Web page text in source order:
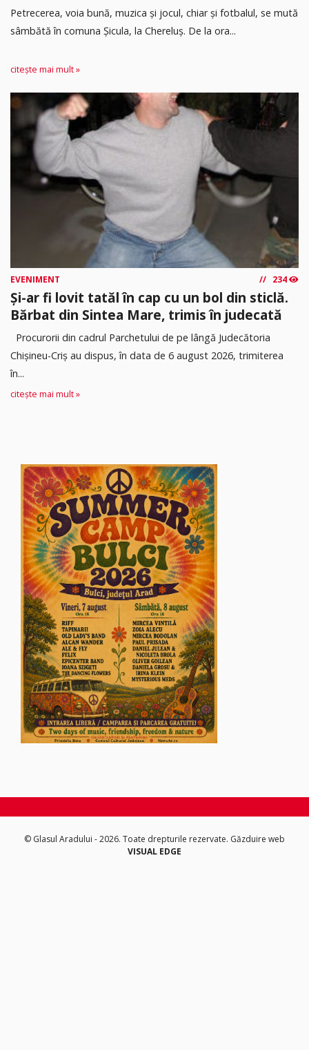
Petrecerea, voia bună, muzica și jocul, chiar și fotbalul, se mută
sâmbătă în comuna Șicula, la Chereluș. De la ora...
citește mai mult »
EVENIMENT 234
Și-ar fi lovit tatăl în cap cu un bol din sticlă.
Bărbat din Sintea Mare, trimis în judecată
Procurorii din cadrul Parchetului de pe lângă Judecătoria
Chișineu-Criș au dispus, în data de 6 august 2026, trimiterea
în...
citește mai mult »
© Glasul Aradului - 2026. Toate drepturile rezervate. Găzduire web
VISUAL EDGE